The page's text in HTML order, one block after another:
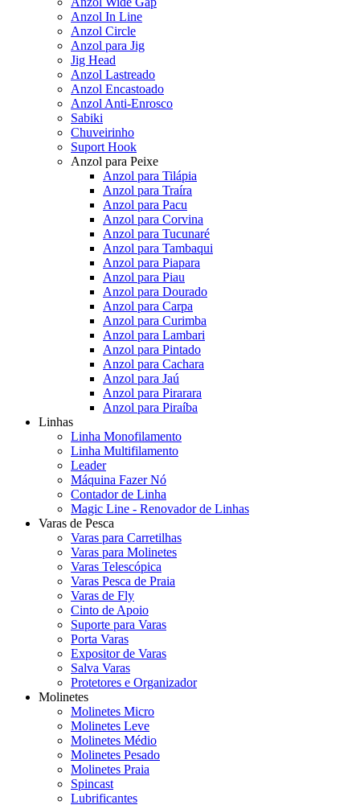
Anzol In Line
Anzol Circle
Anzol para Jig
Jig Head
Anzol Lastreado
Anzol Encastoado
Anzol Anti-Enrosco
Sabiki
Chuveirinho
Suport Hook
Anzol para Peixe
Anzol para Tilápia
Anzol para Traíra
Anzol para Pacu
Anzol para Corvina
Anzol para Tucunaré
Anzol para Tambaqui
Anzol para Piapara
Anzol para Piau
Anzol para Dourado
Anzol para Carpa
Anzol para Curimba
Anzol para Lambari
Anzol para Pintado
Anzol para Cachara
Anzol para Jaú
Anzol para Pirarara
Anzol para Piraíba
Linhas
Linha Monofilamento
Linha Multifilamento
Leader
Máquina Fazer Nó
Contador de Linha
Magic Line - Renovador de Linhas
Varas de Pesca
Varas para Carretilhas
Varas para Molinetes
Varas Telescópica
Varas Pesca de Praia
Varas de Fly
Cinto de Apoio
Suporte para Varas
Porta Varas
Expositor de Varas
Salva Varas
Protetores e Organizador
Molinetes
Molinetes Micro
Molinetes Leve
Molinetes Médio
Molinetes Pesado
Molinetes Praia
Spincast
Lubrificantes